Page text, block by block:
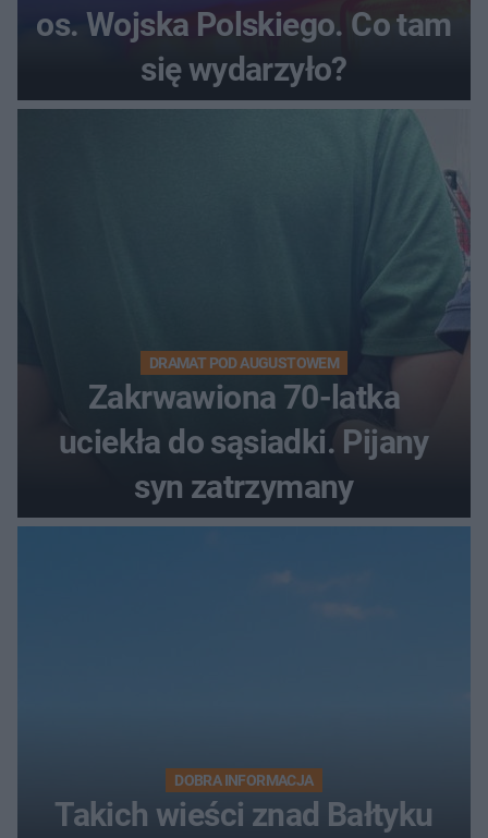
os. Wojska Polskiego. Co tam
się wydarzyło?
DRAMAT POD AUGUSTOWEM
Zakrwawiona 70-latka
uciekła do sąsiadki. Pijany
syn zatrzymany
DOBRA INFORMACJA
Takich wieści znad Bałtyku